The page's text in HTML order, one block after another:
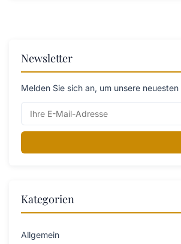
Newsletter
Melden Sie sich an, um unsere
Kategorien
Allgemein